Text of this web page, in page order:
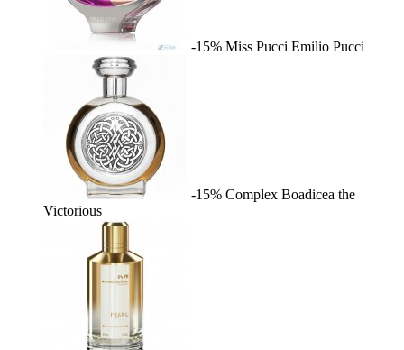
-15% Miss Pucci Emilio Pucci
-15% Complex Boadicea the
Victorious